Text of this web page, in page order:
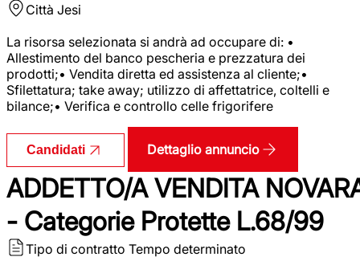
Città Jesi
La risorsa selezionata si andrà ad occupare di: •
Allestimento del banco pescheria e prezzatura dei
prodotti;• Vendita diretta ed assistenza al cliente;•
Sfilettatura; take away; utilizzo di affettatrice, coltelli e
bilance;• Verifica e controllo celle frigorifere
Candidati Dettaglio annuncio
ADDETTO/A VENDITA
- Categorie Protette L.68/99
Tipo di contratto Tempo determinato